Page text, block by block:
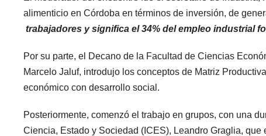
alimenticio en Córdoba en términos de inversión, de
trabajadores y significa el 34% del empleo industrial
Por su parte, el Decano de la Facultad de Ciencias
Marcelo Jaluf, introdujo los conceptos de Matriz
económico con desarrollo social.
Posteriormente, comenzó el trabajo en grupos, con una
Ciencia, Estado y Sociedad (ICES), Leandro Graglia,